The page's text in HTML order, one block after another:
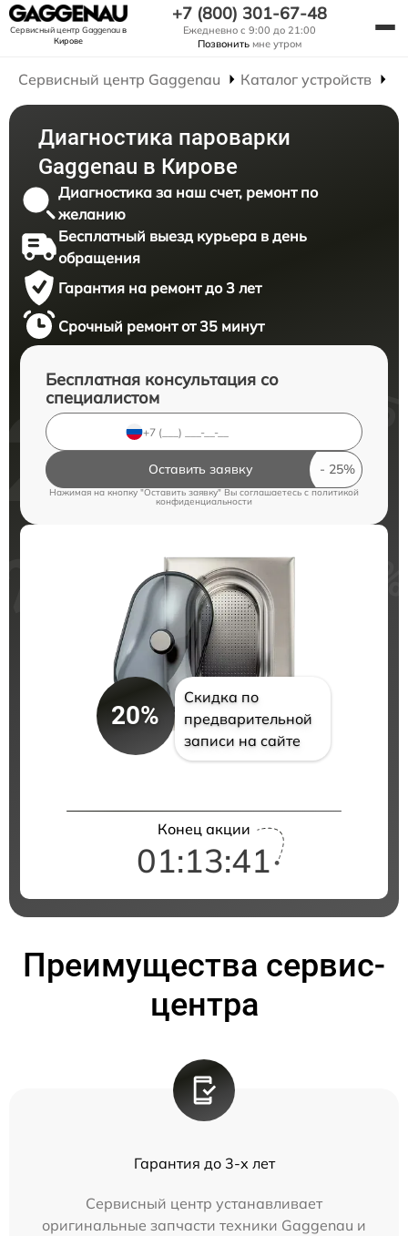
Сервисный центр Gaggenauв
Кирове
+7 (800) 301-67-48
Ежедневно с 9:00 до 21:00
Позвонить мне утром
Сервисный центр Gaggenau Каталог устройств
Диагностика пароварки
Gaggenau в Кирове
Диагностика за наш счет, ремонт по
желанию
Бесплатный выезд курьера в день
обращения
Гарантия на ремонт до 3 лет
Срочный ремонт от 35 минут
Бесплатная консультация со
специалистом
Оставить заявку
Нажимая на кнопку "Оставить заявку" Вы соглашаетесь cполитикой
конфиденциальности
20%
Скидка по
предварительной
записи на сайте
Конец акции
01:13:41
Преимущества сервис-
центра
Гарантия до 3-х лет
Сервисный центр устанавливает
оригинальные запчасти техники Gaggenau и